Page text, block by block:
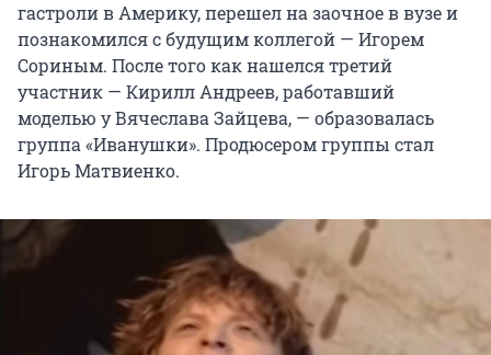
гастроли в Америку, перешел на заочное в вузе и
познакомился с будущим коллегой — Игорем
Сориным. После того как нашелся третий
участник — Кирилл Андреев, работавший
моделью у Вячеслава Зайцева, — образовалась
группа «Иванушки». Продюсером группы стал
Игорь Матвиенко.